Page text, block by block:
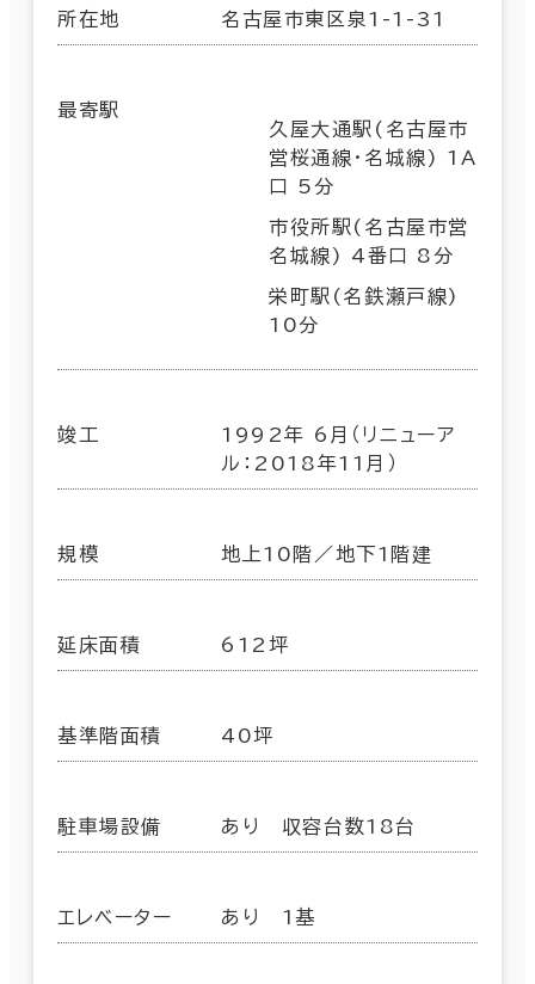
所在地 名古屋市東区泉1-1-31
最寄駅
久屋大通駅(名古屋市
営桜通線･名城線) 1A
口 5分
市役所駅(名古屋市営
名城線) 4番口 8分
栄町駅(名鉄瀬戸線)
10分
竣工
1992年 6月（リニューア
ル：2018年11月）
規模 地上10階／地下1階建
延床面積 612坪
基準階面積 40坪
駐車場設備 あり 収容台数18台
エレベーター あり 1基